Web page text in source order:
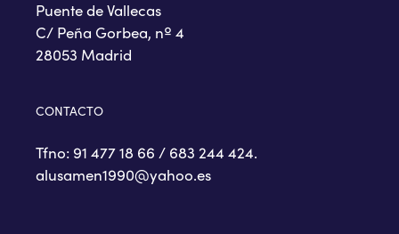
Puente de Vallecas
C/ Peña Gorbea, nº 4
28053 Madrid
CONTACTO
Tfno: 91 477 18 66 / 683 244 424.
alusamen1990@yahoo.es